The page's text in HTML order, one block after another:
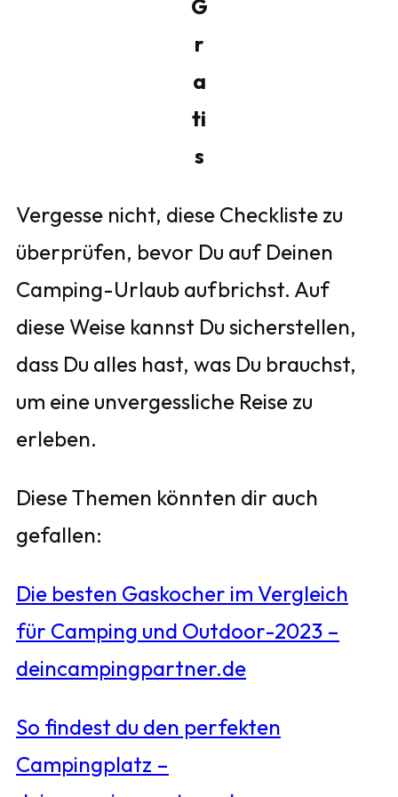
G
r
a
ti
s
Vergesse nicht, diese Checkliste zu
überprüfen, bevor Du auf Deinen
Camping-Urlaub aufbrichst. Auf
diese Weise kannst Du sicherstellen,
dass Du alles hast, was Du brauchst,
um eine unvergessliche Reise zu
erleben.
Diese Themen könnten dir auch
gefallen:
Die besten Gaskocher im Vergleich
für Camping und Outdoor-2023 –
deincampingpartner.de
So findest du den perfekten
Campingplatz –